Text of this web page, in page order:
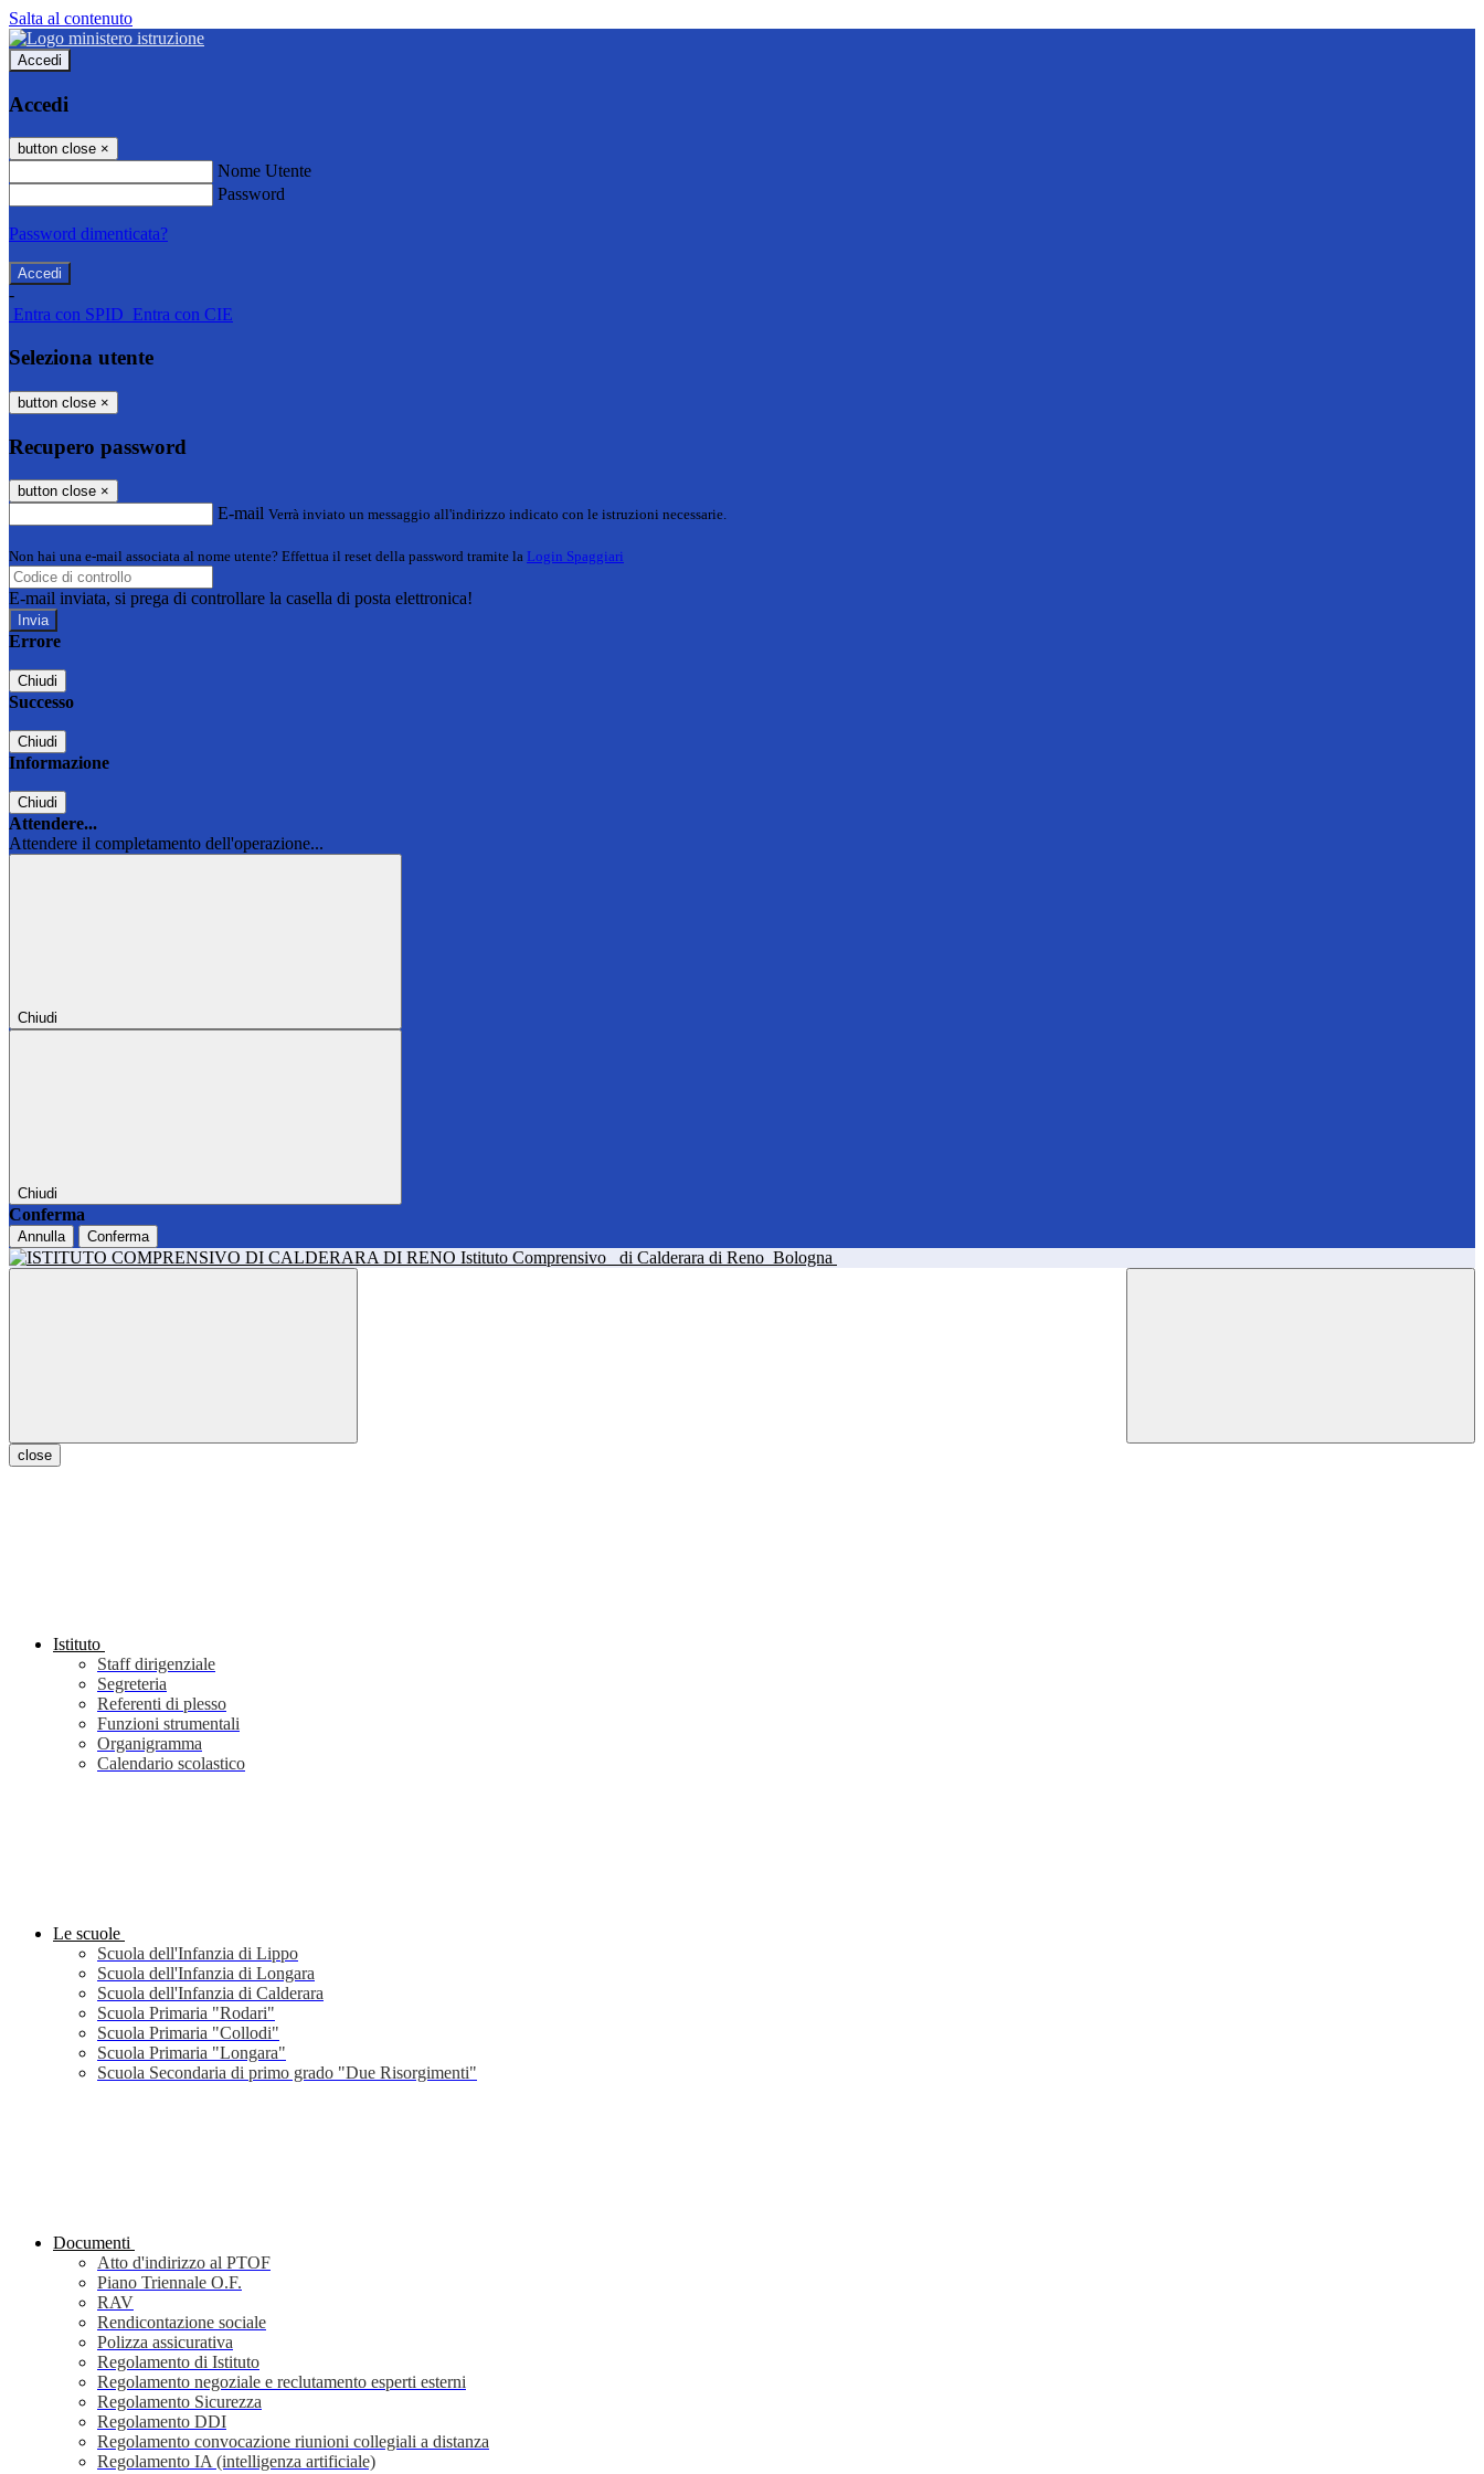
Salta al contenuto
Accedi
Accedi
button close ×
Nome Utente
Password
Password dimenticata?
-
Entra con SPID Entra con CIE
Seleziona utente
button close ×
Recupero password
button close ×
E-mail Verrà inviato un messaggio all'indirizzo indicato con le istruzioni necessarie.
Non hai una e-mail associata al nome utente? Effettua il reset della password tramite la Login Spaggiari
E-mail inviata, si prega di controllare la casella di posta elettronica!
Errore
Chiudi
Successo
Chiudi
Informazione
Chiudi
Attendere...
Attendere il completamento dell'operazione...
Chiudi
Chiudi
Conferma
Annulla Conferma
Istituto Comprensivo di Calderara di Reno Bologna
close
Istituto
Staff dirigenziale
Segreteria
Referenti di plesso
Funzioni strumentali
Organigramma
Calendario scolastico
Le scuole
Scuola dell'Infanzia di Lippo
Scuola dell'Infanzia di Longara
Scuola dell'Infanzia di Calderara
Scuola Primaria "Rodari"
Scuola Primaria "Collodi"
Scuola Primaria "Longara"
Scuola Secondaria di primo grado "Due Risorgimenti"
Documenti
Atto d'indirizzo al PTOF
Piano Triennale O.F.
RAV
Rendicontazione sociale
Polizza assicurativa
Regolamento di Istituto
Regolamento negoziale e reclutamento esperti esterni
Regolamento Sicurezza
Regolamento DDI
Regolamento convocazione riunioni collegiali a distanza
Regolamento IA (intelligenza artificiale)